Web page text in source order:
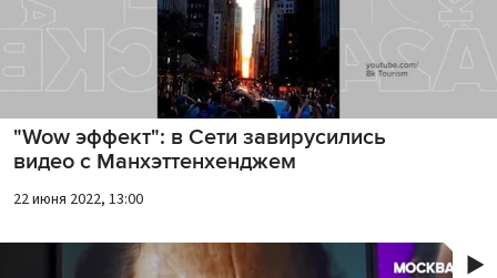
"Wow эффект": в Сети завирусились
видео с Манхэттенхенджем
22 июня 2022, 13:00